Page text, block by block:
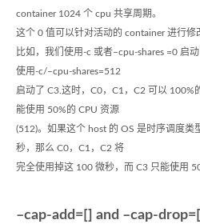
container 1024 个 cpu 共享周期。
这个 0 值可以针对活动的 container 进行修
比如，我们使用-c 或者–cpu-shares =0 启
使用-c/–cpu-shares=512
启动了 C3.这时，C0，C1，C2 可以 100%
能使用 50%的 CPU 资源
(512)。如果这个 host 的 OS 是时序调度类
秒，那么 C0，C1，C2 将
完全使用掉这 100 微秒，而 C3 只能使用
–cap-add=[] and –cap-